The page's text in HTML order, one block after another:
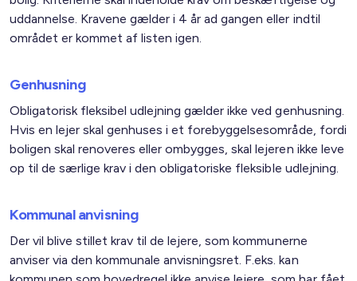
uddannelse. Kravene gælder i 4 år ad gangen eller indtil
området er kommet af listen igen.
Genhusning
Obligatorisk fleksibel udlejning gælder ikke ved genhusning.
Hvis en lejer skal genhuses i et forebyggelsesområde, fordi
boligen skal renoveres eller ombygges, skal lejeren ikke leve
op til de særlige krav i den obligatoriske fleksible udlejning.
Kommunal anvisning
Der vil blive stillet krav til de lejere, som kommunerne
anviser via den kommunale anvisningsret. F.eks. kan